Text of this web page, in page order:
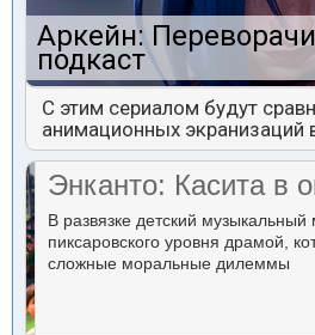
Аркейн:
подкаст
С этим сериалом будут
анимационных экранизаций
Энканто: Касита в
В развязке детский
пиксаровского уровня драмой,
сложные моральные дилеммы